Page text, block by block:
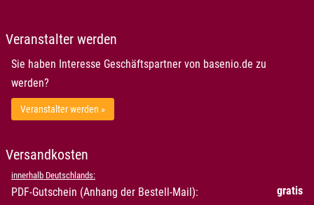
Veranstalter werden
Sie haben Interesse Geschäftspartner von basenio.de zu
werden?
Veranstalter werden »
Versandkosten
innerhalb Deutschlands:
PDF-Gutschein (Anhang der Bestell-Mail):
gratis